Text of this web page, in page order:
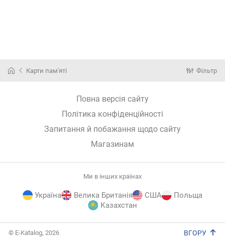
Карти пам'яті Фільтр
Повна версія сайту
Політика конфіденційності
Запитання й побажання щодо сайту
Магазинам
Ми в інших країнах
Україна Велика Британія США
Польща
Казахстан
© E-Katalog, 2026 ВГОРУ